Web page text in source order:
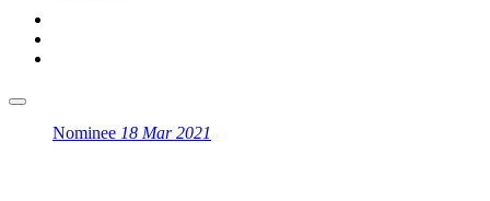
Nominee 18 Mar 2021